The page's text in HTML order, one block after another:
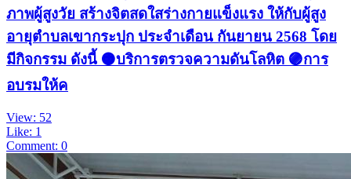
ภาพผู้สูงวัย สร้างจิตสดใสร่างกายแข็งแรง ให้กับผู้สูง
อายุตำบลเขากระปุก ประจำเดือน กันยายน 2568 โดย
มีกิจกรรม ดังนี้ 🟠บริการตรวจความดันโลหิต 🟣การ
อบรมให้ค
View: 52
Like: 1
Comment: 0